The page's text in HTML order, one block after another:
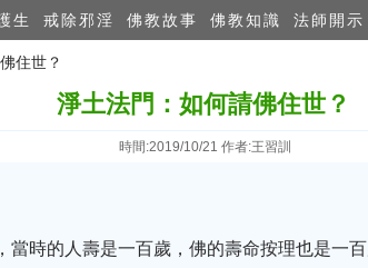
生 戒除邪淫 佛教故事 佛教知識 法師開示
住世？
淨土法門：如何請佛住世？
時間:2019/10/21 作者:王習訓
當時的人壽是一百歲，佛的壽命按理也是一